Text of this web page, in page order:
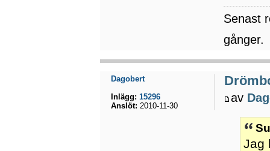
Senast
gånger.
av
Jag
Dagobert
Inlägg: 15296
Anslöt: 2010-11-30